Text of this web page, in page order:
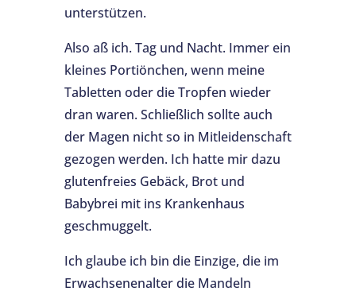
unterstützen.
Also aß ich. Tag und Nacht. Immer ein
kleines Portiönchen, wenn meine
Tabletten oder die Tropfen wieder
dran waren. Schließlich sollte auch
der Magen nicht so in Mitleidenschaft
gezogen werden. Ich hatte mir dazu
glutenfreies Gebäck, Brot und
Babybrei mit ins Krankenhaus
geschmuggelt.
Ich glaube ich bin die Einzige, die im
Erwachsenenalter die Mandeln